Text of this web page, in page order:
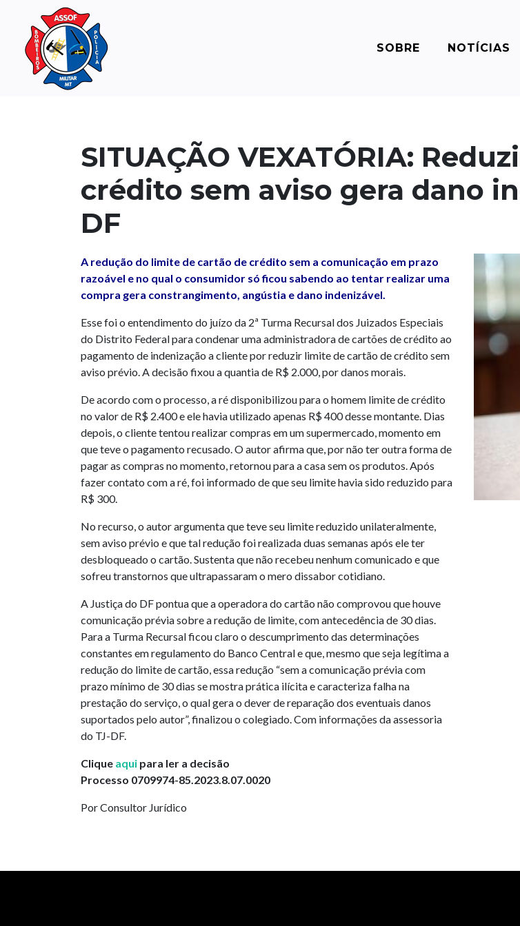
SOBRE NOTÍCIAS
SITUAÇÃO VEXATÓRIA:
crédito sem aviso gera dano
DF
A redução do limite de cartão de crédito sem a comunicação em prazo
razoável e no qual o consumidor só ficou sabendo ao tentar realizar uma
compra gera constrangimento, angústia e dano indenizável.
Esse foi o entendimento do juízo da 2ª Turma Recursal dos Juizados Especiais
do Distrito Federal para condenar uma administradora de cartões de crédito ao
pagamento de indenização a cliente por reduzir limite de cartão de crédito sem
aviso prévio. A decisão fixou a quantia de R$ 2.000, por danos morais.
De acordo com o processo, a ré disponibilizou para o homem limite de crédito
no valor de R$ 2.400 e ele havia utilizado apenas R$ 400 desse montante. Dias
depois, o cliente tentou realizar compras em um supermercado, momento em
que teve o pagamento recusado. O autor afirma que, por não ter outra forma de
pagar as compras no momento, retornou para a casa sem os produtos. Após
fazer contato com a ré, foi informado de que seu limite havia sido reduzido para
R$ 300.
No recurso, o autor argumenta que teve seu limite reduzido unilateralmente,
sem aviso prévio e que tal redução foi realizada duas semanas após ele ter
desbloqueado o cartão. Sustenta que não recebeu nenhum comunicado e que
sofreu transtornos que ultrapassaram o mero dissabor cotidiano.
A Justiça do DF pontua que a operadora do cartão não comprovou que houve
comunicação prévia sobre a redução de limite, com antecedência de 30 dias.
Para a Turma Recursal ficou claro o descumprimento das determinações
constantes em regulamento do Banco Central e que, mesmo que seja legítima a
redução do limite de cartão, essa redução “sem a comunicação prévia com
prazo mínimo de 30 dias se mostra prática ilícita e caracteriza falha na
prestação do serviço, o qual gera o dever de reparação dos eventuais danos
suportados pelo autor”, finalizou o colegiado. Com informações da assessoria
do TJ-DF.
Clique aqui para ler a decisão
Processo 0709974-85.2023.8.07.0020
Por Consultor Jurídico